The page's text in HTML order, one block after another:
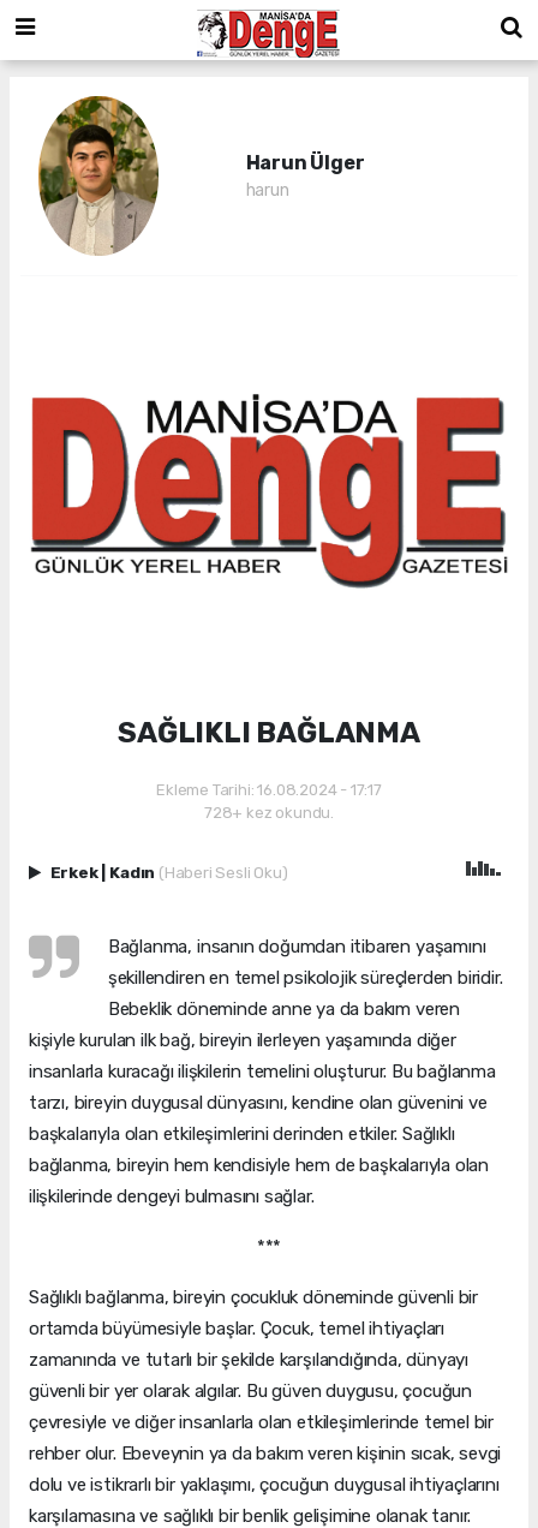
Harun Ülger
harun
SAĞLIKLI BAĞLANMA
Ekleme Tarihi: 16.08.2024 - 17:17
728+ kez okundu.
Erkek Kadın (Haberi Sesli Oku)
Bağlanma, insanın doğumdan itibaren yaşamını
şekillendiren en temel psikolojik süreçlerden biridir.
Bebeklik döneminde anne ya da bakım veren
kişiyle kurulan ilk bağ, bireyin ilerleyen yaşamında diğer
insanlarla kuracağı ilişkilerin temelini oluşturur. Bu bağlanma
tarzı, bireyin duygusal dünyasını, kendine olan güvenini ve
başkalarıyla olan etkileşimlerini derinden etkiler. Sağlıklı
bağlanma, bireyin hem kendisiyle hem de başkalarıyla olan
ilişkilerinde dengeyi bulmasını sağlar.
***
Sağlıklı bağlanma, bireyin çocukluk döneminde güvenli bir
ortamda büyümesiyle başlar. Çocuk, temel ihtiyaçları
zamanında ve tutarlı bir şekilde karşılandığında, dünyayı
güvenli bir yer olarak algılar. Bu güven duygusu, çocuğun
çevresiyle ve diğer insanlarla olan etkileşimlerinde temel bir
rehber olur. Ebeveynin ya da bakım veren kişinin sıcak, sevgi
dolu ve istikrarlı bir yaklaşımı, çocuğun duygusal ihtiyaçlarını
karşılamasına ve sağlıklı bir benlik gelişimine olanak tanır.